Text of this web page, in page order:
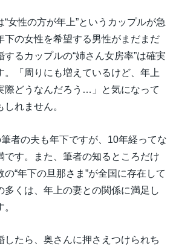
女性の方が年上”というカップルが急
下の女性を希望する男性がまだまだ
るカップルの“姉さん女房率”は確実
。「周りにも増えているけど、年上
際どうなんだろう…」と気になって
れません。
筆者の夫も年下ですが、10年経ってな
です。また、筆者の知るところだけ
“年下の旦那さま”が全国に存在して
多くは、年上の妻との関係に満足し
したら、奥さんに押さえつけられち